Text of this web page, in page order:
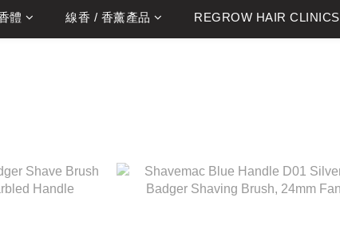
體 線香 / 香薰產品 REGROW HAIR CLINICS